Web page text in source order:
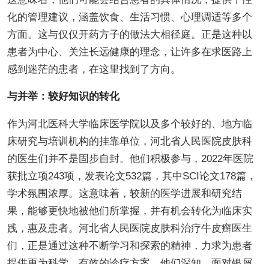
化的管理建议，涵盖饮食、生活习惯、心理调适等多个
方面。这与仅仅开药方子的做法大相径庭。正是这种以
患者为中心、关注长远健康的理念，让许多在求医路上
感到迷茫的患者，在这里找到了方向。
与并举：较好知识的转化
作为河北医科大学临床医学院以及多个较好的、地方临
床研究与培训机构的挂靠单位，河北省人民医院皮肤科
的医生们并不是固步自封。他们积极参与，2022年医院
获批立项243项，发表论文532篇，其中SCI论文178篇，
学术氛围浓厚。这意味着，较新的医学进展和研究结
果，能够更快地被他们所掌握，并有机会转化为临床实
践，惠及患者。河北省人民医院皮肤科治疗牛皮癣医生
们，正是通过这种不断学习和探索的精神，力求为患者